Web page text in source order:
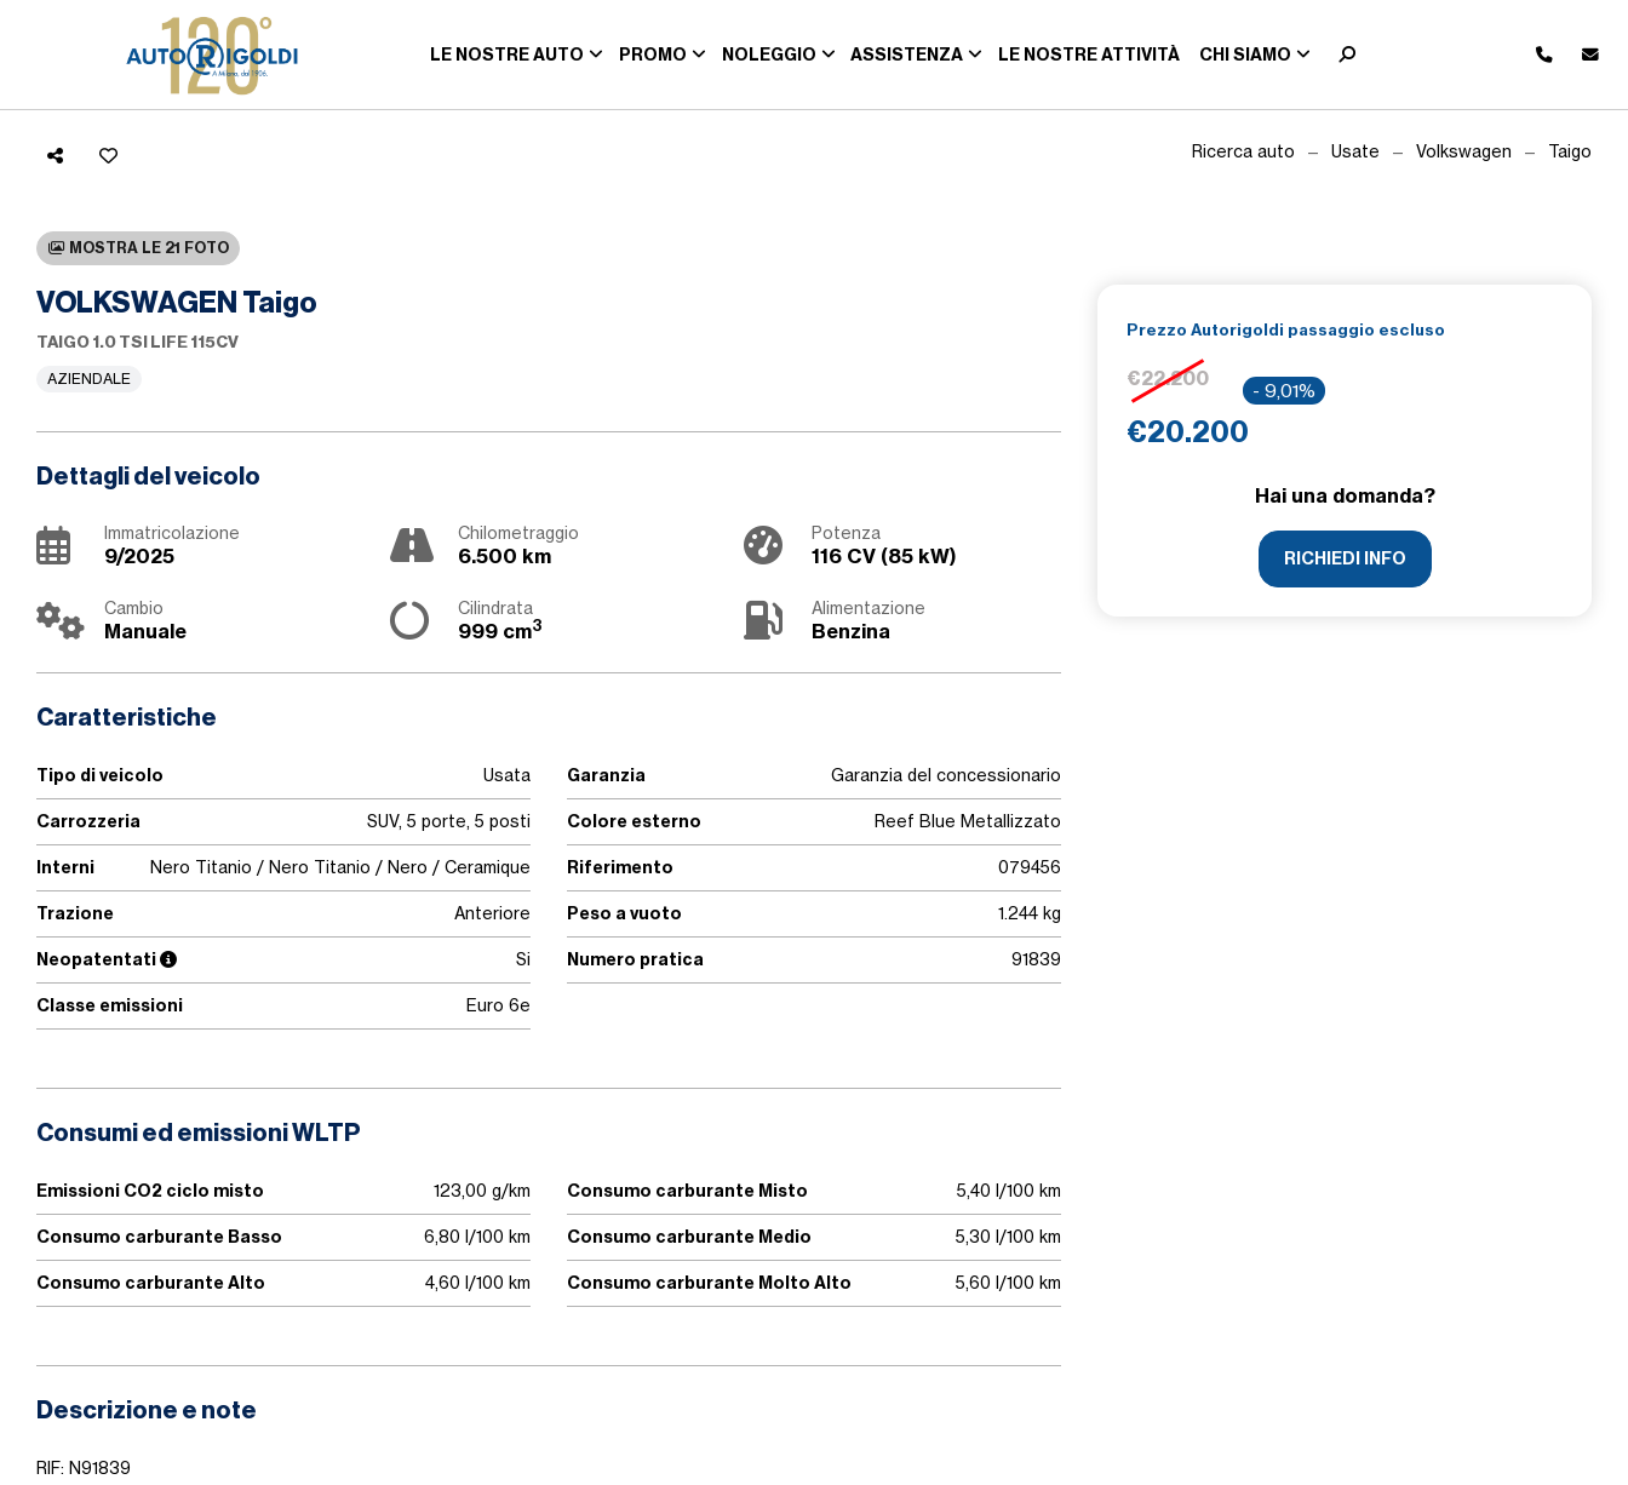
LE NOSTRE AUTO PROMO NOLEGGIO ASSISTENZA LE NOSTRE ATTIVITÀ CHI SIAMO
Ricerca auto Usate Volkswagen Taigo
MOSTRA LE 21 FOTO
VOLKSWAGEN Taigo
TAIGO 1.0 TSI LIFE 115CV
AZIENDALE
Dettagli del veicolo
Immatricolazione
9/2025
Chilometraggio
6.500 km
Potenza
116 CV (85 kW)
Cambio
Manuale
Cilindrata
999 cm3
Alimentazione
Benzina
Caratteristiche
Tipo di veicolo Usata Garanzia Garanzia del concessionario
Carrozzeria SUV, 5 porte, 5 posti Colore esterno Reef Blue Metallizzato
Interni Nero Titanio / Nero Titanio / Nero / Ceramique Riferimento 079456
Trazione Anteriore Peso a vuoto 1.244 kg
Neopatentati Si Numero pratica 91839
Classe emissioni Euro 6e
Consumi ed emissioni WLTP
Emissioni CO2 ciclo misto 123,00 g/km Consumo carburante Misto 5,40 l/100 km
Consumo carburante Basso 6,80 l/100 km Consumo carburante Medio 5,30 l/100 km
Consumo carburante Alto 4,60 l/100 km Consumo carburante Molto Alto 5,60 l/100 km
Descrizione e note
RIF: N91839
Prezzo Autorigoldi passaggio escluso
€22.200 - 9,01%
€20.200
Hai una domanda?
RICHIEDI INFO